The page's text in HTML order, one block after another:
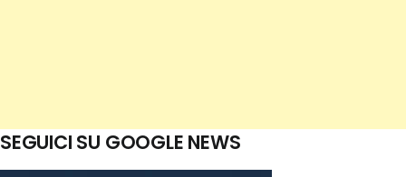
SEGUICI SU GOOGLE NEWS